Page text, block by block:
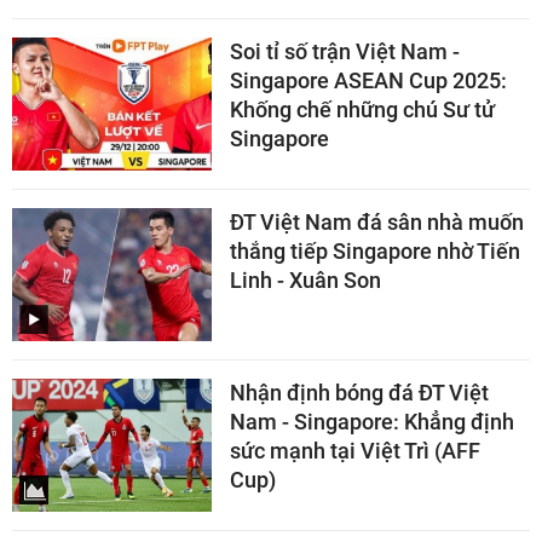
Soi tỉ số trận Việt Nam -
Singapore ASEAN Cup 2025:
Khống chế những chú Sư tử
Singapore
ĐT Việt Nam đá sân nhà muốn
thắng tiếp Singapore nhờ Tiến
Linh - Xuân Son
Nhận định bóng đá ĐT Việt
Nam - Singapore: Khẳng định
sức mạnh tại Việt Trì (AFF
Cup)